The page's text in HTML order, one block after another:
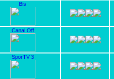
Bis
Canal Off
SporTV 3